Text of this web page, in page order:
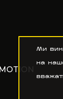
Ми
на